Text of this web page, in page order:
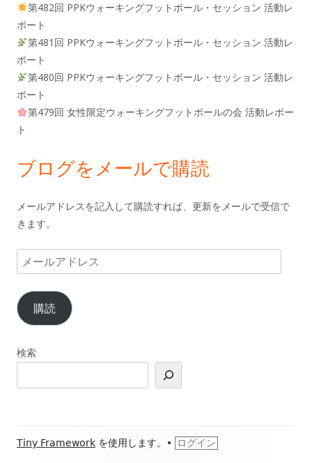
第482回 PPKウォーキングフットボール・セッション 活動レ
ポート
第481回 PPKウォーキングフットボール・セッション 活動レ
ポート
第480回 PPKウォーキングフットボール・セッション 活動レ
ポート
第479回 女性限定ウォーキングフットボールの会 活動レポー
ト
ブログをメールで購読
メールアドレスを記入して購読すれば、更新をメールで受信で
きます。
メ
ー
ル
ア
ド
ス
購読
検索
フ
Tiny Framework を使用します。 • ログイン